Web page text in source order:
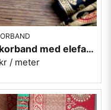
Dekorband med elefanter - svart
/ meter